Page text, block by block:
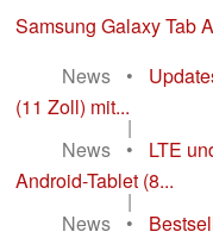
Samsung Galaxy Tab
News
•
(11 Zoll) mit...
|
News
•
LTE
Android-Tablet (8...
|
News
•